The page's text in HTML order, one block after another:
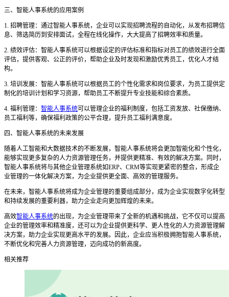
三、智能人事系统的应用案例
1. 招聘管理：通过智能人事系统，企业可以实现招聘流程的自动化，从发布招聘信
息、筛选简历到安排面试，全程在线化操作，大大提高了招聘效率和质量。
2. 绩效评估：智能人事系统可以根据设定的评估标准和指标对员工的绩效进行全面
评估，提供客观、公正的评价，帮助企业及时发现和激励优秀员工，优化人才结
构。
3. 培训发展：智能人事系统可以根据员工的个性化需求和岗位要求，为员工提供定
制化的培训计划和学习资源，帮助员工不断提升专业技能和综合素质。
4. 福利管理： 智能人事系统可以管理企业的福利制度，包括工资发放、社保缴纳、
员工福利等，确保福利政策的公平合理，提升员工福利满意度。
四、智能人事系统的未来发展
随着人工智能和大数据技术的不断发展，智能人事系统将会更加智能化和个性化，
能够实现更多复杂的人力资源管理任务，并提供更精准、有效的解决方案。同时，
智能人事系统将与其他企业管理系统如ERP、CRM等实现更紧密的整合，形成企
业管理的一体化解决方案，为企业提供更全面、高效的管理服务。
在未来，智能人事系统将成为企业管理的重要组成部分，成为企业实现数字化转型
和持续发展的重要利器，助力企业走向更加辉煌的未来。
高效智能人事系统的出现，为企业管理带来了全新的机遇和挑战，它不仅可以提高
企业的管理效率和精准度，还可以为企业提供更科学、更人性化的人力资源管理解
决方案，助力企业实现更高水平的发展。因此，企业应当积极拥抱智能人事系统，
不断优化和完善人力资源管理，迈向成功的新高度。
相关推荐